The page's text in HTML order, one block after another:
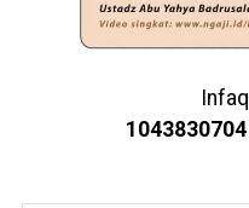
Infaq
1043830704